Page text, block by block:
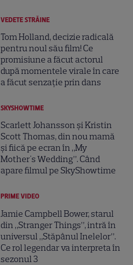
VEDETE STRĂINE
Tom Holland, decizie radicală
pentru noul său film! Ce
promisiune a făcut actorul
după momentele virale în care
a făcut senzație prin dans
SKYSHOWTIME
Scarlett Johansson și Kristin
Scott Thomas, din nou mamă
și fiică pe ecran în „My
Mother's Wedding”. Când
apare filmul pe SkyShowtime
PRIME VIDEO
Jamie Campbell Bower, starul
din „Stranger Things”, intră în
universul „Stăpânul Inelelor”.
Ce rol legendar va interpreta în
sezonul 3